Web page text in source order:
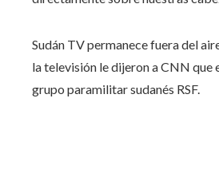
Sudán TV permanece fuera del
la televisión le dijeron a CNN que
grupo paramilitar sudanés RSF.